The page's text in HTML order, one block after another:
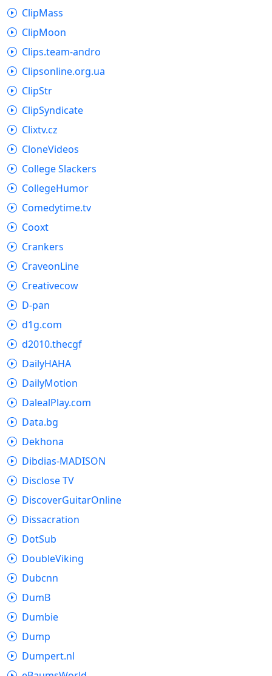
ClipMass
ClipMoon
Clips.team-andro
Clipsonline.org.ua
ClipStr
ClipSyndicate
Clixtv.cz
CloneVideos
College Slackers
CollegeHumor
Comedytime.tv
Cooxt
Crankers
CraveonLine
Creativecow
D-pan
d1g.com
d2010.thecgf
DailyHAHA
DailyMotion
DalealPlay.com
Data.bg
Dekhona
Dibdias-MADISON
Disclose TV
DiscoverGuitarOnline
Dissacration
DotSub
DoubleViking
Dubcnn
DumB
Dumbie
Dump
Dumpert.nl